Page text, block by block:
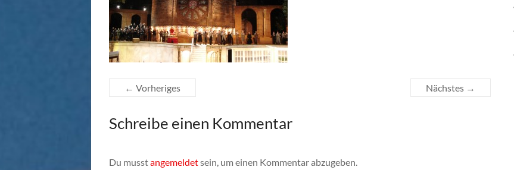
← Vorheriges Nächstes →
Schreibe einen Kommentar
Du musstangemeldetsein, um einen Kommentar abzugeben.